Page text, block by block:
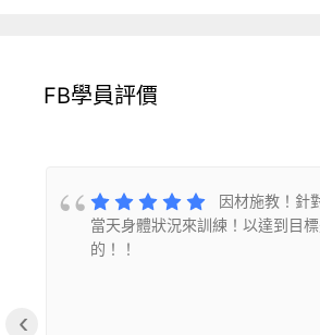
FB學員評價
因材施教！針
當天身體狀況來訓練！以達到目
的！！
‹